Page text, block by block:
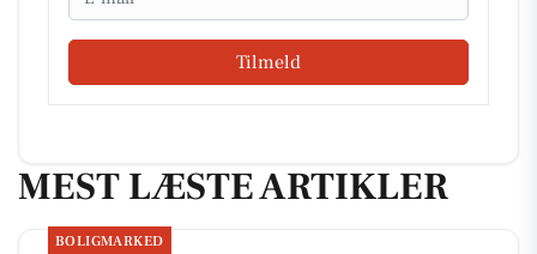
Tilmeld
MEST LÆSTE ARTIKLER
BOLIGMARKED